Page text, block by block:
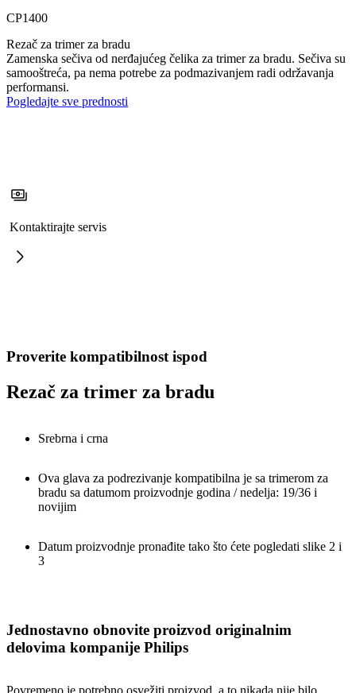
CP1400
Rezač za trimer za bradu
Zamenska sečiva od nerđajućeg čelika za trimer za bradu. Sečiva su
samooštreća, pa nema potrebe za podmazivanjem radi održavanja
performansi.
Pogledajte sve prednosti
Kontaktirajte servis
Proverite kompatibilnost ispod
Rezač za trimer za bradu
Srebrna i crna
Ova glava za podrezivanje kompatibilna je sa trimerom za
bradu sa datumom proizvodnje godina / nedelja: 19/36 i
novijim
Datum proizvodnje pronađite tako što ćete pogledati slike 2 i
3
Jednostavno obnovite proizvod originalnim
delovima kompanije Philips